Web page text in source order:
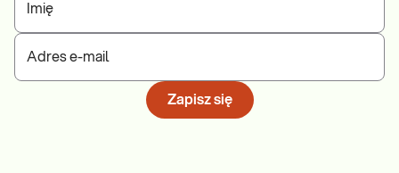
Imię
Adres e-mail
Zapisz się